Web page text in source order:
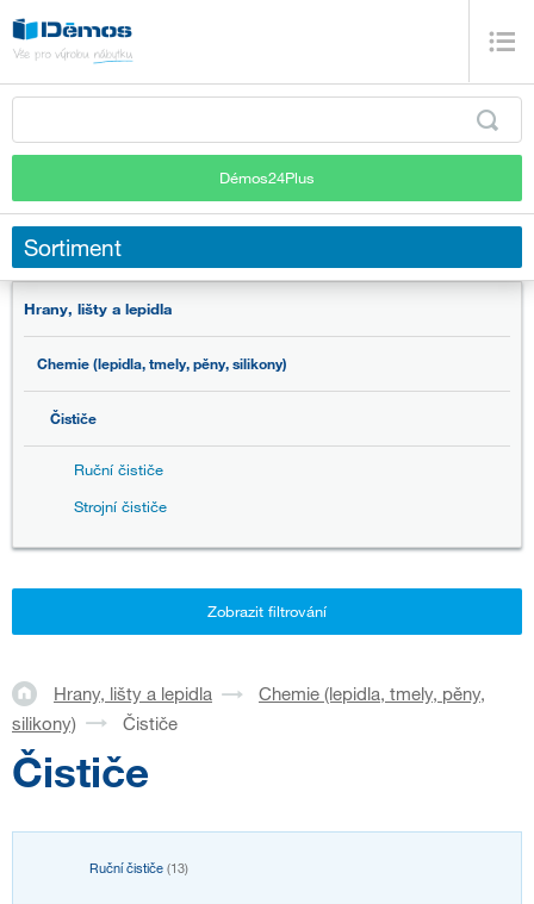
Démos24Plus
Sortiment
Hrany, lišty a lepidla
Chemie (lepidla, tmely, pěny, silikony)
Čističe
Ruční čističe
Strojní čističe
Zobrazit filtrování
Hrany, lišty a lepidla
Chemie (lepidla, tmely, pěny,
silikony)
Čističe
Čističe
Ruční čističe (13)